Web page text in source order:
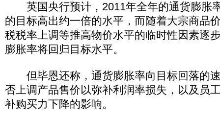
英国央行预计，2011年全年的通货膨胀
的目标高出约一倍的水平，而随着大宗商品
税税率上调等推高物价水平的临时性因素逐
膨胀率将回归目标水平。
但毕恩还称，通货膨胀率向目标回落的
否上调产品售价以弥补利润率损失，以及员
补购买力下降的影响。